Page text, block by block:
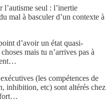
seul : l’inertie
mal à basculer d’un contexte à
d’avoir un état quasi-
mais tu n’arrives pas à
(les compétences de
inhibition, etc) sont altérés chez
fort…